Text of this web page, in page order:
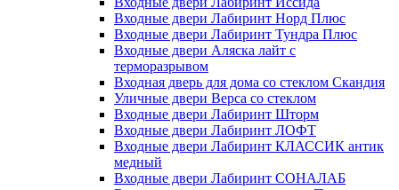
Входные двери Лабиринт Норд Плюс
Входные двери Лабиринт Тундра Плюс
Входные двери Аляска лайт с
терморазрывом
Входная дверь для дома со стеклом Скандия
Уличные двери Верса со стеклом
Входные двери Лабиринт Шторм
Входные двери Лабиринт ЛОФТ
Входные двери Лабиринт КЛАССИК антик
медный
Входные двери Лабиринт СОНАЛАБ